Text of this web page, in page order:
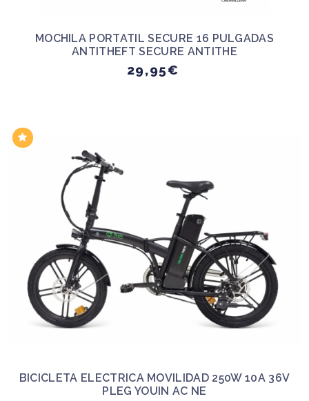
MOCHILA PORTATIL SECURE 16 PULGADAS
ANTITHEFT SECURE ANTITHE
29,95€
BICICLETA ELECTRICA MOVILIDAD 250W 10A 36V
PLEG YOUIN AC NE